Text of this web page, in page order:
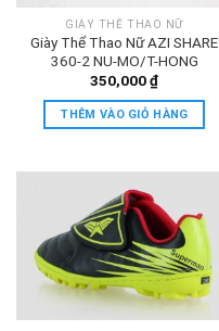
GIÀY THỂ THAO NỮ
Giày Thể Thao Nữ AZI SHARE
360-2 NU-MO/T-HONG
350,000₫
THÊM VÀO GIỎ HÀNG